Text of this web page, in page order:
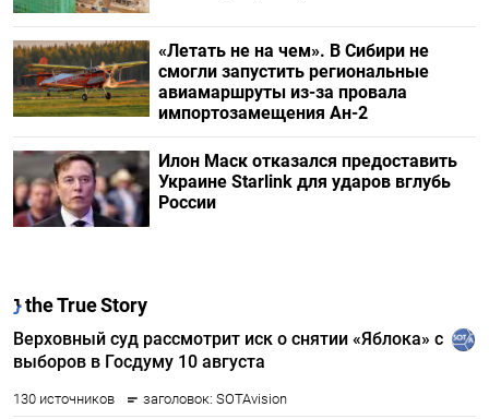
«Летать не на чем». В Сибири не
смогли запустить региональные
авиамаршруты из-за провала
импортозамещения Ан-2
Илон Маск отказался предоставить
Украине Starlink для ударов вглубь
России